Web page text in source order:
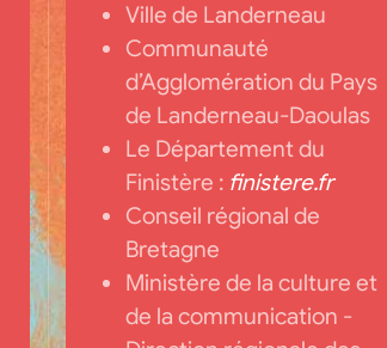
Ville de Landerneau
Communauté
d’Agglomération du Pays
de Landerneau-Daoulas
Le Département du
Finistère : finistere.fr
Conseil régional de
Bretagne
Ministère de la culture et
de la communication -